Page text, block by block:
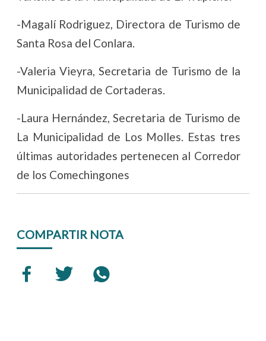
-Magalí Rodriguez, Directora de Turismo de
Santa Rosa del Conlara.
-Valeria Vieyra, Secretaria de Turismo de la
Municipalidad de Cortaderas.
-Laura Hernández, Secretaria de Turismo de
La Municipalidad de Los Molles. Estas tres
últimas autoridades pertenecen al Corredor
de los Comechingones
COMPARTIR NOTA